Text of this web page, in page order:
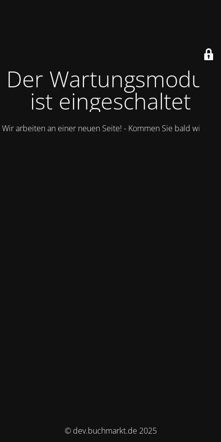
Der Wartungsmodus
ist eingeschaltet
Wir arbeiten an einer neuen Seite! - Kommen Sie bald wieder.
© dev.buchmarkt.de 2025